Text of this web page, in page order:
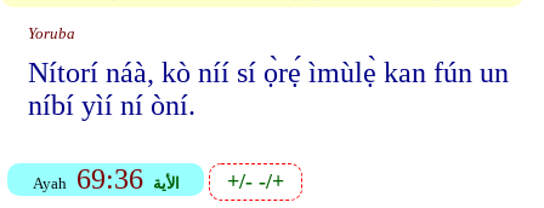
Yoruba
Nítorí náà, kò níí sí ọ̀rẹ́ ìmùlẹ̀ kan fún un
níbí yìí ní òní.
Ayah 69:36 الأية +/--/+